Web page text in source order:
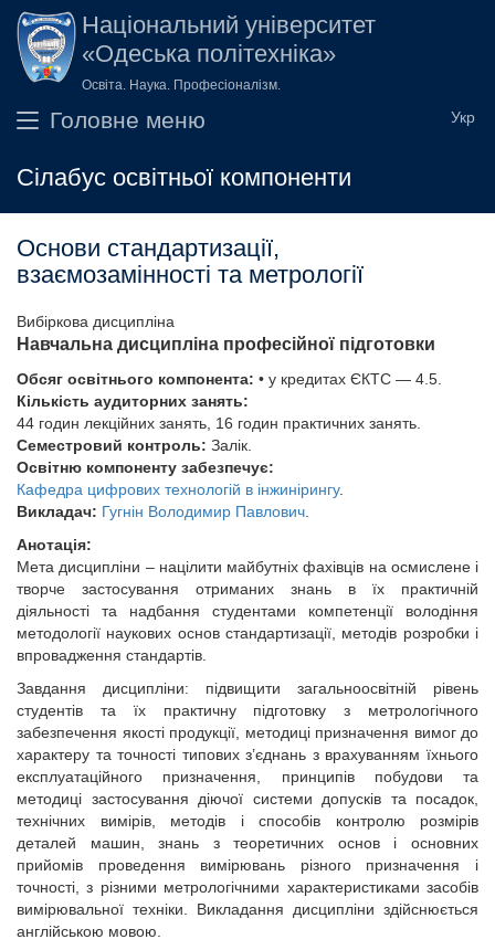
Перейти до основного вмісту
Національний університет
«Одеська політехніка»
Освіта. Наука. Професіоналізм.
Головне меню
Сілабус освітньої компоненти
Основи стандартизації,
взаємозамінності та метрології
Вибіркова дисципліна
Навчальна дисципліна професійної підготовки
Обсяг освітнього компонента: • у кредитах ЄКТС — 4.5.
Кількість аудиторних занять:
44 годин лекційних занять, 16 годин практичних занять.
Семестровий контроль: Залік.
Освітню компоненту забезпечує:
Кафедра цифрових технологій в інжинірингу.
Викладач: Гугнін Володимир Павлович
Анотація:
Мета дисципліни – націлити майбутніх фахівців на осмислене і
творче застосування отриманих знань в їх практичній
діяльності та надбання студентами компетенції володіння
методології наукових основ стандартизації, методів розробки і
впровадження стандартів.
Завдання дисципліни: підвищити загальноосвітній рівень
студентів та їх практичну підготовку з метрологічного
забезпечення якості продукції, методиці призначення вимог до
характеру та точності типових з’єднань з врахуванням їхнього
експлуатаційного призначення, принципів побудови та
методиці застосування діючої системи допусків та посадок,
технічних вимірів, методів і способів контролю розмірів
деталей машин, знань з теоретичних основ і основних
прийомів проведення вимірювань різного призначення і
точності, з різними метрологічними характеристиками засобів
вимірювальної техніки. Викладання дисципліни здійснюється
англійською мовою.